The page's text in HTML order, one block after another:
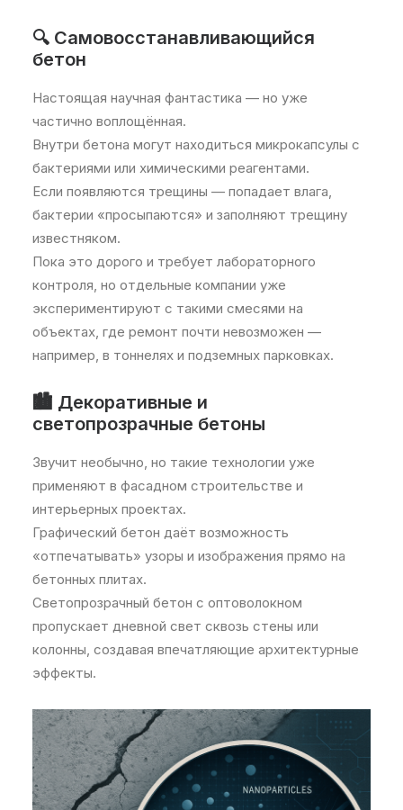
🔍 Самовосстанавливающийся
бетон
Настоящая научная фантастика — но уже
частично воплощённая.
Внутри бетона могут находиться микрокапсулы с
бактериями или химическими реагентами.
Если появляются трещины — попадает влага,
бактерии «просыпаются» и заполняют трещину
известняком.
Пока это дорого и требует лабораторного
контроля, но отдельные компании уже
экспериментируют с такими смесями на
объектах, где ремонт почти невозможен —
например, в тоннелях и подземных парковках.
🏙 Декоративные и
светопрозрачные бетоны
Звучит необычно, но такие технологии уже
применяют в фасадном строительстве и
интерьерных проектах.
Графический бетон даёт возможность
«отпечатывать» узоры и изображения прямо на
бетонных плитах.
Светопрозрачный бетон с оптоволокном
пропускает дневной свет сквозь стены или
колонны, создавая впечатляющие архитектурные
эффекты.